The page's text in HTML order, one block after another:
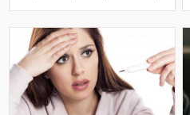
olan beyin nahiyələrinin orta
hesabla 32 yaşına qədər inkişa